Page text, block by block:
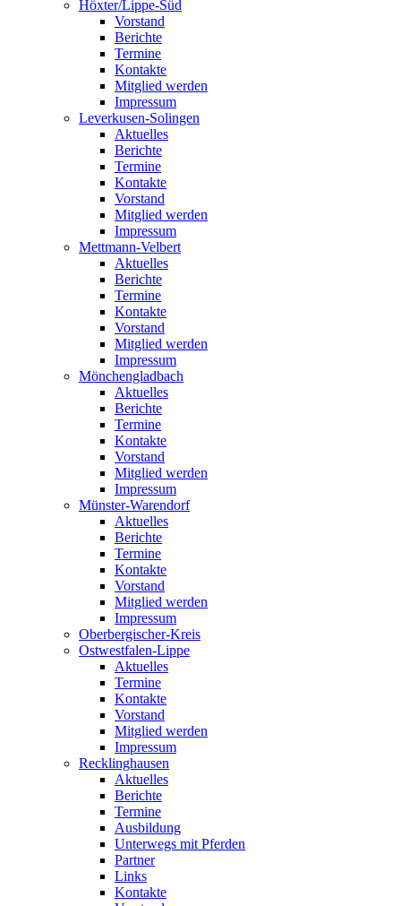
Höxter/Lippe-Süd
Vorstand
Berichte
Termine
Kontakte
Mitglied werden
Impressum
Leverkusen-Solingen
Aktuelles
Berichte
Termine
Kontakte
Vorstand
Mitglied werden
Impressum
Mettmann-Velbert
Aktuelles
Berichte
Termine
Kontakte
Vorstand
Mitglied werden
Impressum
Mönchengladbach
Aktuelles
Berichte
Termine
Kontakte
Vorstand
Mitglied werden
Impressum
Münster-Warendorf
Aktuelles
Berichte
Termine
Kontakte
Vorstand
Mitglied werden
Impressum
Oberbergischer-Kreis
Ostwestfalen-Lippe
Aktuelles
Termine
Kontakte
Vorstand
Mitglied werden
Impressum
Recklinghausen
Aktuelles
Berichte
Termine
Ausbildung
Unterwegs mit Pferden
Partner
Links
Kontakte